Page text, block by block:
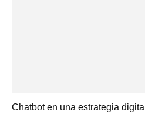
Chatbot en una estrategia digital